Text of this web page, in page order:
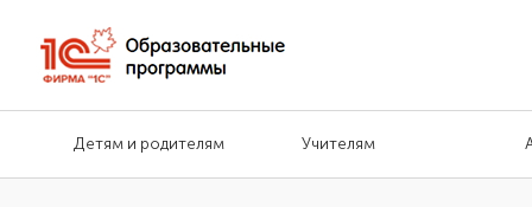
Детям и родителям Учителям